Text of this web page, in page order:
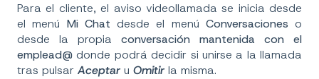
Para el cliente, el aviso videollamada se inicia desde
el menú Mi Chat desde el menú Conversaciones o
desde la propia conversación mantenida con el
emplead@donde podrá decidir si unirse a la llamada
tras pulsar Aceptar u Omitir la misma.